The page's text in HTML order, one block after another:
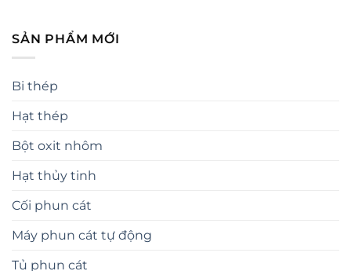
SẢN PHẨM MỚI
Bi thép
Hạt thép
Bột oxit nhôm
Hạt thủy tinh
Cối phun cát
Máy phun cát tự động
Tủ phun cát